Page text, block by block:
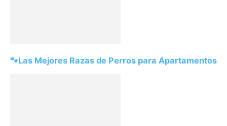
🐾Las Mejores Razas de Perros para Apartamentos